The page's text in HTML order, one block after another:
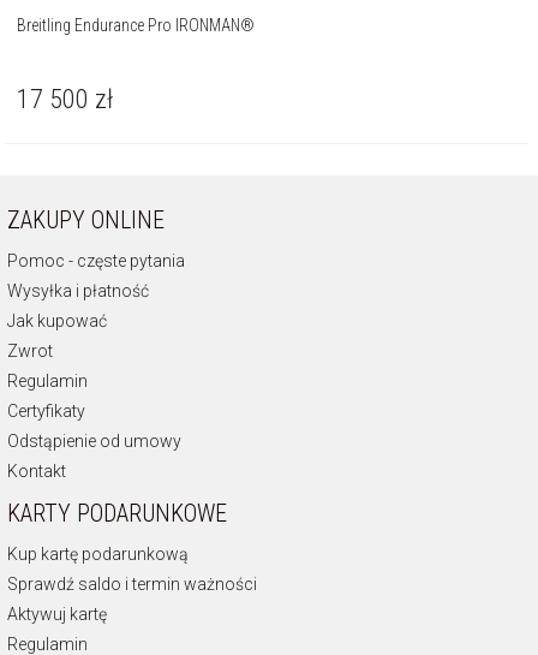
Breitling Endurance Pro IRONMAN®
17 500 zł
ZAKUPY ONLINE
Pomoc - częste pytania
Wysyłka i płatność
Jak kupować
Zwrot
Regulamin
Certyfikaty
Odstąpienie od umowy
Kontakt
KARTY PODARUNKOWE
Kup kartę podarunkową
Sprawdź saldo i termin ważności
Aktywuj kartę
Regulamin